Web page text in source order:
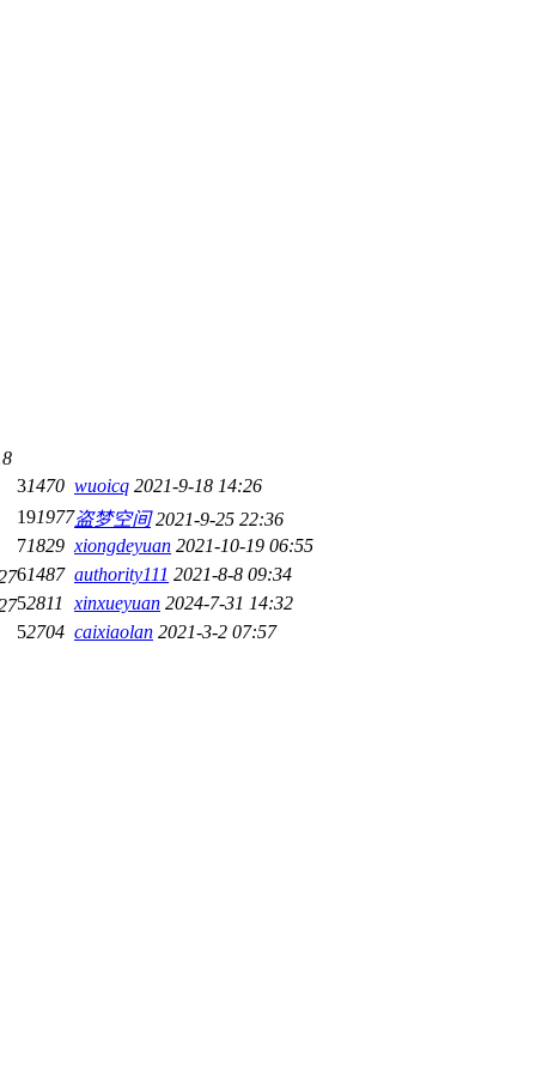
31470 wuoicq 2021-9-18 14:26
191977盗梦空间 2021-9-25 22:36
71829 xiongdeyuan 2021-10-19 06:55
61487 authority111 2021-8-8 09:34
52811 xinxueyuan 2024-7-31 14:32
52704 caixiaolan 2021-3-2 07:57